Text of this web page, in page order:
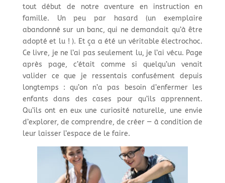
tout début de notre aventure en instruction en
famille. Un peu par hasard (un exemplaire
abandonné sur un banc, qui ne demandait qu’à être
adopté et lu ! ). Et ça a été un véritable électrochoc.
Ce livre, je ne l’ai pas seulement lu, je l’ai vécu. Page
après page, c’était comme si quelqu’un venait
valider ce que je ressentais confusément depuis
longtemps : qu’on n’a pas besoin d’enfermer les
enfants dans des cases pour qu’ils apprennent.
Qu’ils ont en eux une curiosité naturelle, une envie
d’explorer, de comprendre, de créer — à condition de
leur laisser l’espace de le faire.